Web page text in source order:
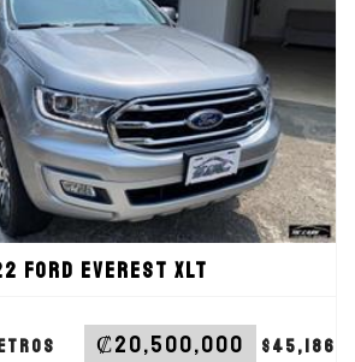
Ford Everest XLT
‎₡20,500,000 $45,186
Transmisión
Recorrido
Motor
Tipo